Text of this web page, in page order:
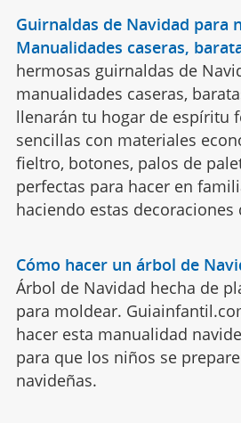
Guirnaldas de Navidad para
Manualidades caseras,
hermosas guirnaldas de
manualidades caseras,
llenarán tu hogar de espíritu
sencillas con materiales
fieltro, botones, palos de
perfectas para hacer en
haciendo estas decoraciones
Cómo hacer un árbol de
Árbol de Navidad hecha de
para moldear.
hacer esta manualidad
para que los niños se
navideñas.